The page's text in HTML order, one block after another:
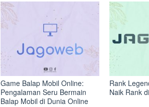
Game Balap Mobil Online:
Pengalaman Seru Bermain
Balap Mobil di Dunia Online
Rank
Naik Rank